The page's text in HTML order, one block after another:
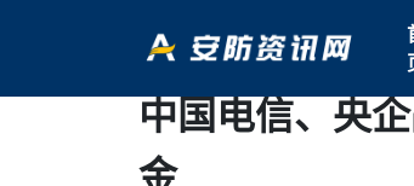
中国电信、央
金